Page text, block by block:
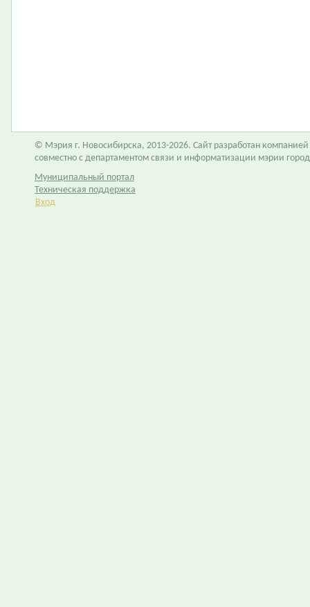
© Мэрия г. Новосибирска, 2013-2026. Сайт разработан компанией
совместно с департаментом связи и информатизации мэрии
Муниципальный портал
Техническая поддержка
Вход